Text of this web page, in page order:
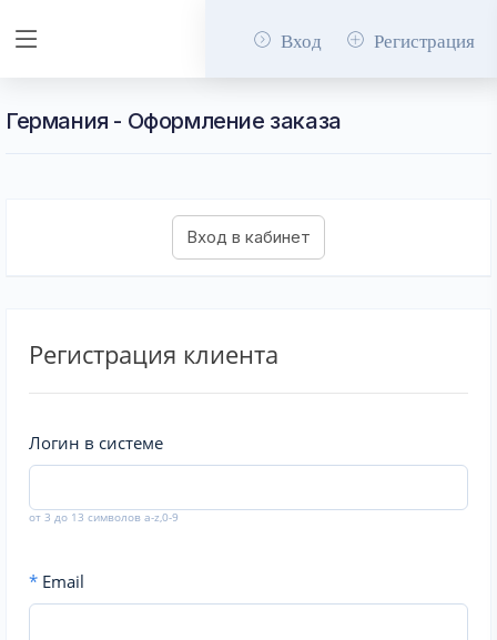
Вход Регистрация
Германия - Оформление заказа
Регистрация клиента
Логин в системе
от 3 до 13 символов a-z,0-9
* Email